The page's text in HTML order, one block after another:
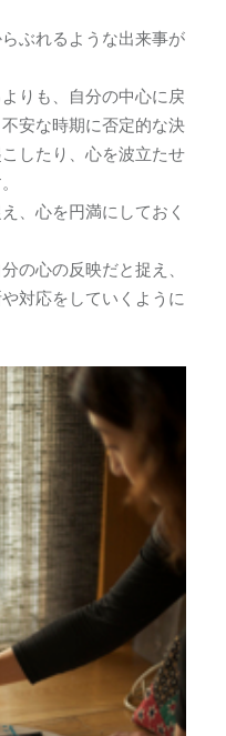
ぶれるような出来事が
りも、自分の中心に戻
安な時期に否定的な決
したり、心を波立たせ
、心を円満にしておく
の心の反映だと捉え、
対応をしていくように